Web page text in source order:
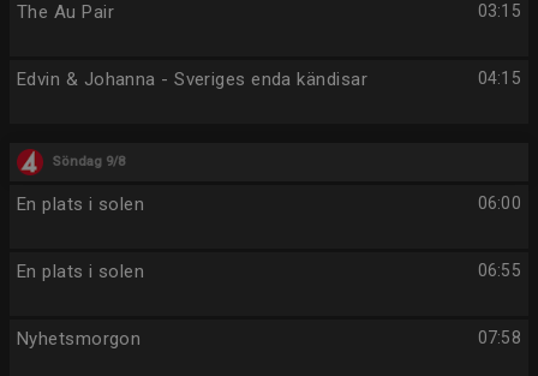
03:15
The Au Pair
04:15
Edvin & Johanna - Sveriges enda kändisar
Söndag 9/8
06:00
En plats i solen
06:55
En plats i solen
07:58
Nyhetsmorgon